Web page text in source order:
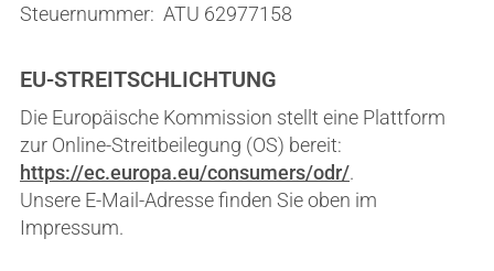
Steuernummer: ATU 62977158
EU-STREITSCHLICHTUNG
Die Europäische Kommission stellt eine Plattform
zur Online-Streitbeilegung (OS) bereit:
https://ec.europa.eu/consumers/odr/.
Unsere E-Mail-Adresse finden Sie oben im
Impressum.